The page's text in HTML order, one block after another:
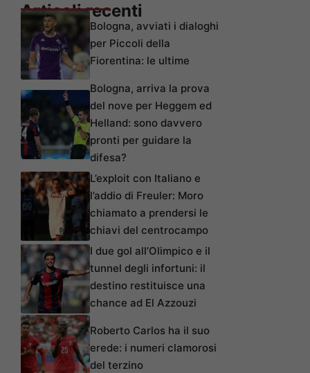
Articoli recenti
Bologna, avviati i dialoghi
per Piccoli della
Fiorentina: le ultime
Bologna, arriva la prova
del nove per Heggem ed
Helland: sono davvero
pronti per guidare la
difesa?
L’exploit con Italiano e
l’addio di Freuler: Moro
chiamato a prendersi le
chiavi del centrocampo
I due gol all’Olimpico e il
tunnel degli infortuni: il
destino restituisce una
chance ad El Azzouzi
Roberto Carlos ha il suo
erede: i numeri clamorosi
del terzino